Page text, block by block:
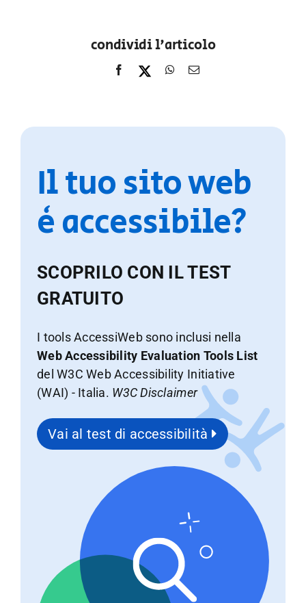
condividi l'articolo
Il tuo sito web
è accessibile?
SCOPRILO CON IL TEST
GRATUITO
I tools AccessiWeb sono inclusi nella
Web Accessibility Evaluation Tools List
del W3C Web Accessibility Initiative
(WAI) - Italia. W3C Disclaimer
Vai al test di accessibilità